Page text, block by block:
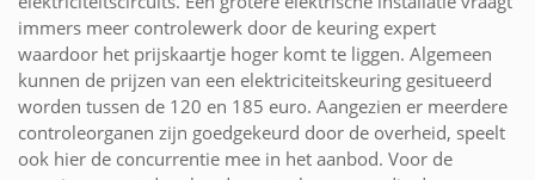
immers meer controlewerk door de keuring expert
waardoor het prijskaartje hoger komt te liggen. Algemeen
kunnen de prijzen van een elektriciteitskeuring gesitueerd
worden tussen de 120 en 185 euro. Aangezien er meerdere
controleorganen zijn goedgekeurd door de overheid, speelt
ook hier de concurrentie mee in het aanbod. Voor de